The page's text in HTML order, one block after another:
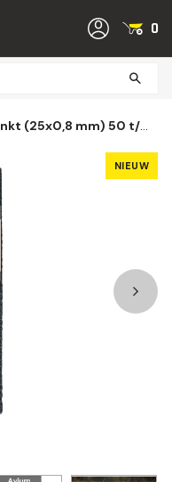
0
mm) 50 t/m 200 cm
NIEUW